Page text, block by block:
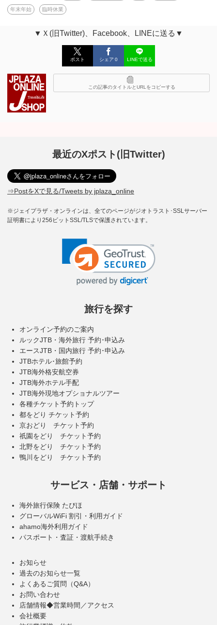
年末年始 臨時休業
▼Ｘ(旧Twitter)、Facebook、LINEに送る▼
ポスト シェア 0 LINEで送る
この記事のタイトルとURLをコピーする
最近のXポスト(旧Twitter)
⇒PostをXで見る/Tweets by jplaza_online
※ジェイプラザ・オンラインは、全てのページがジオトラスト･SSLサーバー
証明書により256ビットSSL/TLSで保護されています。
旅行を探す
オンライン予約のご案内
ルックJTB・海外旅行 予約･申込み
エースJTB・国内旅行 予約･申込み
JTBホテル･旅館予約
JTB海外格安航空券
JTB海外ホテル手配
JTB海外現地オプショナルツアー
各種チケット予約トップ
都をどり チケット予約
京おどり チケット予約
祇園をどり チケット予約
北野をどり チケット予約
鴨川をどり チケット予約
サービス・店舗・サポート
海外旅行保険 たびほ
グローバルWiFi 割引・利用ガイド
ahamo海外利用ガイド
パスポート・査証・渡航手続き
お知らせ
過去のお知らせ一覧
よくあるご質問（Q&A）
お問い合わせ
店舗情報◆営業時間／アクセス
会社概要